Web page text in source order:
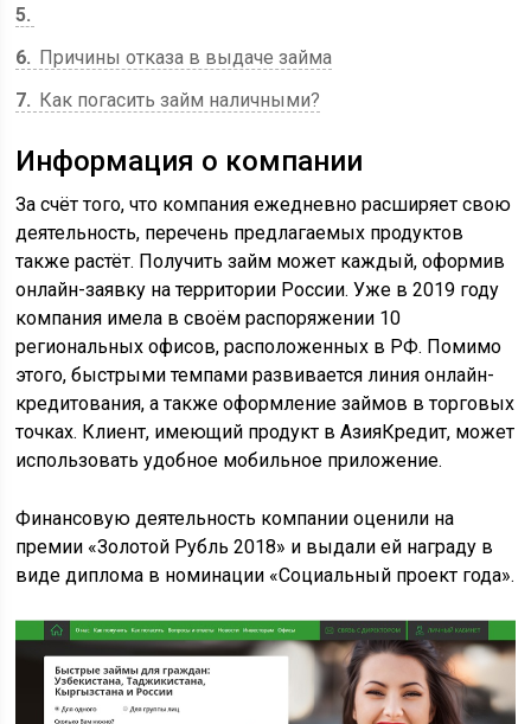
5
6
Причины отказа в выдаче займа
7
Как погасить займ наличными?
Информация о компании
За счёт того, что компания ежедневно расширяет свою
деятельность, перечень предлагаемых продуктов
также растёт. Получить займ может каждый, оформив
онлайн-заявку на территории России. Уже в 2019 году
компания имела в своём распоряжении 10
региональных офисов, расположенных в РФ. Помимо
этого, быстрыми темпами развивается линия онлайн-
кредитования, а также оформление займов в торговых
точках. Клиент, имеющий продукт в АзияКредит, может
использовать удобное мобильное приложение.
Финансовую деятельность компании оценили на
премии «Золотой Рубль 2018» и выдали ей награду в
виде диплома в номинации «Социальный проект года».